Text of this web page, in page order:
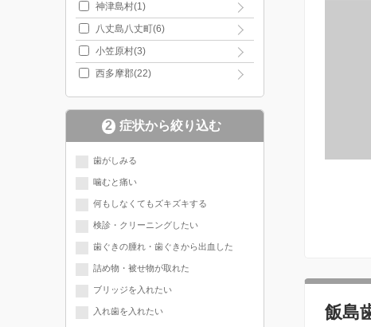
神津島村(1)
八丈島八丈町(6)
小笠原村(3)
西多摩郡(22)
2 症状から絞り込む
歯がしみる
噛むと痛い
何もしなくてもズキズキする
検診・クリーニングしたい
歯ぐきの腫れ・歯ぐきから出血した
詰め物・被せ物が取れた
ブリッジを入れたい
入れ歯を入れたい 飯島